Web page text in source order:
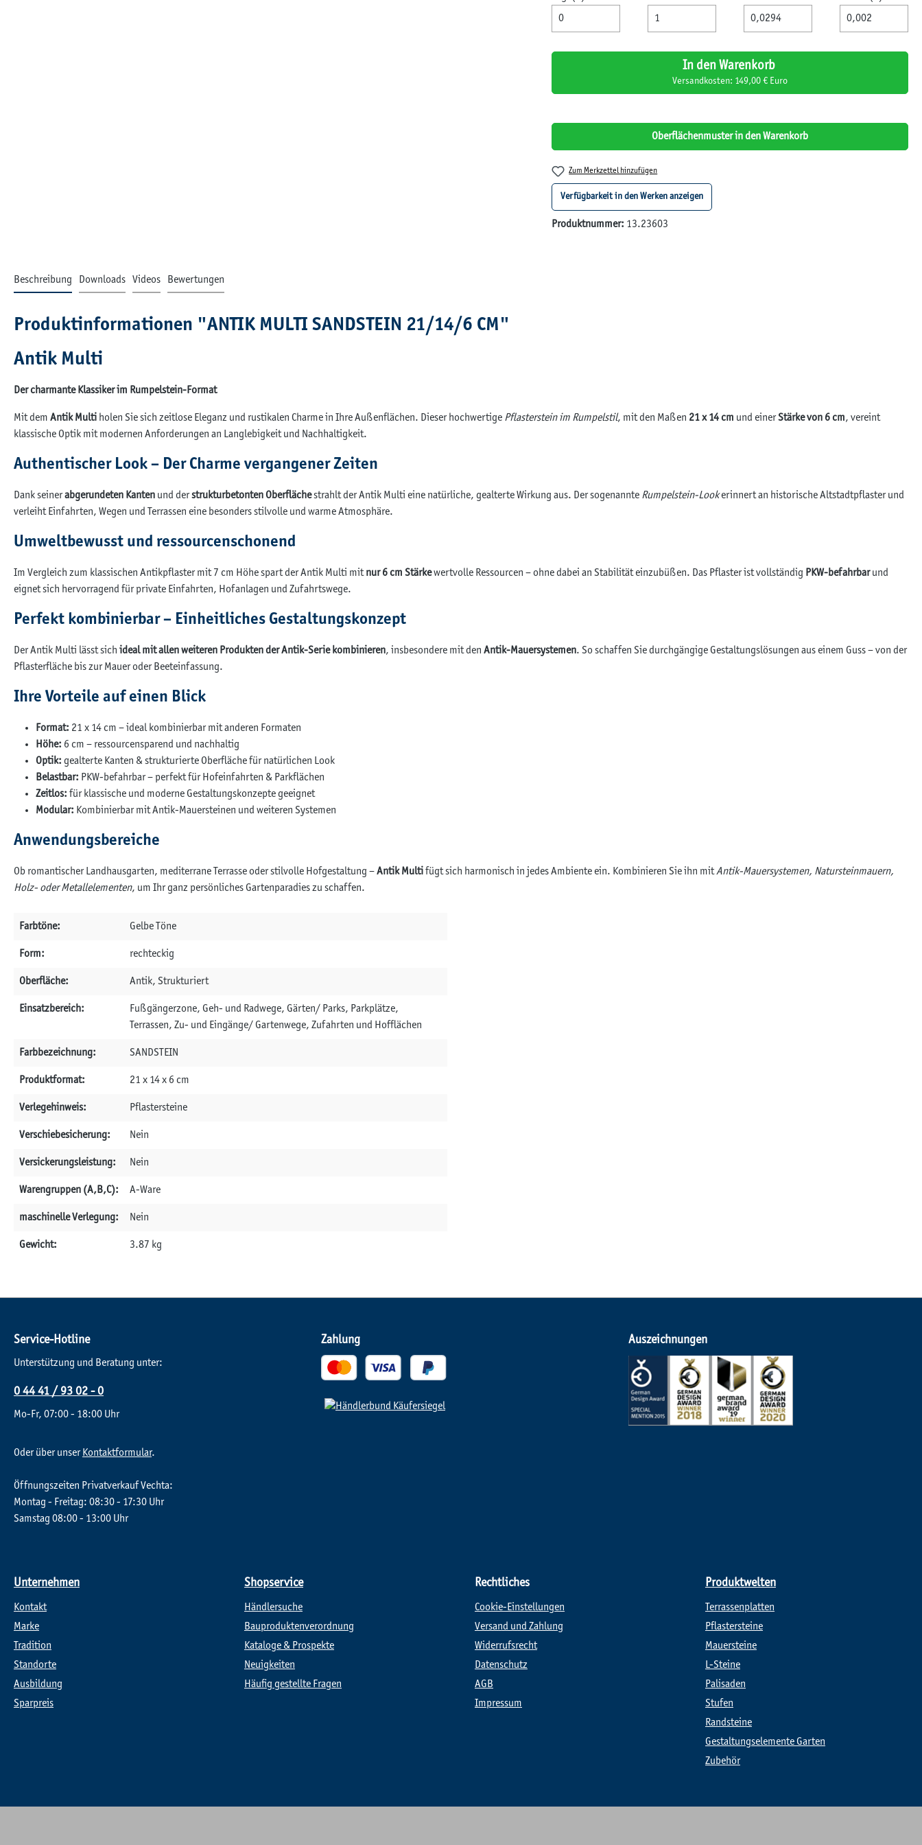
In den Warenkorb
Versandkosten: 149,00 € Euro
Oberflächenmuster in den Warenkorb
Zum Merkzettel hinzufügen
Verfügbarkeit in den Werken anzeigen
Produktnummer: 13.23603
Beschreibung Downloads Videos Bewertungen
Produktinformationen "ANTIK MULTI SANDSTEIN 21/14/6 CM"
Antik Multi
Der charmante Klassiker im Rumpelstein-Format
Mit dem Antik Multi holen Sie sich zeitlose Eleganz und rustikalen Charme in Ihre Außenflächen. Dieser hochwertige Pflasterstein im Rumpelstil, mit den Maßen 21 x 14 cm und einerStärke von 6 cm , vereint
klassische Optik mit modernen Anforderungen an Langlebigkeit und Nachhaltigkeit.
Authentischer Look – Der Charme vergangener Zeiten
Dank seinerabgerundeten Kanten und derstrukturbetonten Oberflächestrahlt der Antik Multi eine natürliche, gealterte Wirkung aus. Der sogenannte Rumpelstein-Lookerinnert an historische Altstadtpflaster und
verleiht Einfahrten, Wegen und Terrassen eine besonders stilvolle und warme Atmosphäre.
Umweltbewusst und ressourcenschonend
Im Vergleich zum klassischen Antikpflaster mit 7 cm Höhe spart der Antik Multi mit nur 6 cm Stärkewertvolle Ressourcen – ohne dabei an Stabilität einzubüßen. Das Pflaster ist vollständig PKW-befahrbarund
eignet sich hervorragend für private Einfahrten, Hofanlagen und Zufahrtswege.
Perfekt kombinierbar – Einheitliches Gestaltungskonzept
Der Antik Multi lässt sich ideal mit allen weiteren Produkten der Antik-Serie kombinieren, insbesondere mit den Antik-Mauersystemen. So schaffen Sie durchgängige Gestaltungslösungen aus einem Guss – von der
Pflasterfläche bis zur Mauer oder Beeteinfassung.
Ihre Vorteile auf einen Blick
Format: 21 x 14 cm – ideal kombinierbar mit anderen Formaten
Höhe: 6 cm – ressourcensparend und nachhaltig
Optik: gealterte Kanten & strukturierte Oberfläche für natürlichen Look
Belastbar: PKW-befahrbar – perfekt für Hofeinfahrten & Parkflächen
Zeitlos: für klassische und moderne Gestaltungskonzepte geeignet
Modular: Kombinierbar mit Antik-Mauersteinen und weiteren Systemen
Anwendungsbereiche
Ob romantischer Landhausgarten, mediterrane Terrasse oder stilvolle Hofgestaltung – Antik Multi fügt sich harmonisch in jedes Ambiente ein. Kombinieren Sie ihn mit Antik-Mauersystemen, Natursteinmauern,
Holz- oder Metallelementen, um Ihr ganz persönliches Gartenparadies zu schaffen.
Farbtöne: Gelbe Töne
Form: rechteckig
Oberfläche: Antik, Strukturiert
Einsatzbereich:
Fußgängerzone, Geh- und Radwege, Gärten/ Parks, Parkplätze,
Terrassen, Zu- und Eingänge/ Gartenwege, Zufahrten und Hofflächen
Farbbezeichnung: SANDSTEIN
Produktformat: 21 x 14 x 6 cm
Verlegehinweis: Pflastersteine
Verschiebesicherung: Nein
Versickerungsleistung: Nein
Warengruppen (A,B,C): A-Ware
maschinelle Verlegung: Nein
Gewicht: 3.87 kg
Service-Hotline
Unterstützung und Beratung unter:
0 44 41 / 93 02 - 0
Mo-Fr, 07:00 - 18:00 Uhr
Oder über unser Kontaktformular.
Öffnungszeiten Privatverkauf Vechta:
Montag - Freitag: 08:30 - 17:30 Uhr
Samstag 08:00 - 13:00 Uhr
Zahlung Auszeichnungen
Unternehmen
Kontakt
Marke
Tradition
Standorte
Ausbildung
Sparpreis
Shopservice
Händlersuche
Bauproduktenverordnung
Kataloge & Prospekte
Neuigkeiten
Häufig gestellte Fragen
Rechtliches
Cookie-Einstellungen
Versand und Zahlung
Widerrufsrecht
Datenschutz
AGB
Impressum
Produktwelten
Terrassenplatten
Pflastersteine
Mauersteine
L-Steine
Palisaden
Stufen
Randsteine
Gestaltungselemente Garten
Zubehör